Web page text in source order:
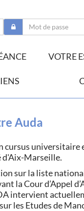
VOTRE
Auda
cursus universitaire
Marseille.
sur la liste
la Cour d’Appel
intervient
les Etudes de